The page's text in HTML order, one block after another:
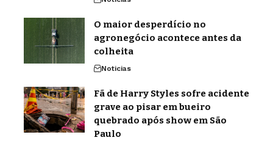
O maior desperdício no
agronegócio acontece antes da
colheita
Noticias
Fã de Harry Styles sofre acidente
grave ao pisar em bueiro
quebrado após show em São
Paulo